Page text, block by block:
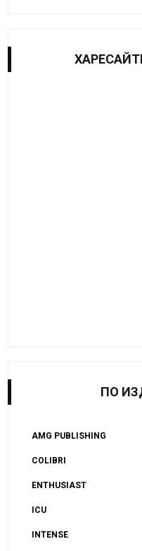
ПО
AMG PUBLISHING
COLIBRI
ENTHUSIAST
ICU
INTENSE